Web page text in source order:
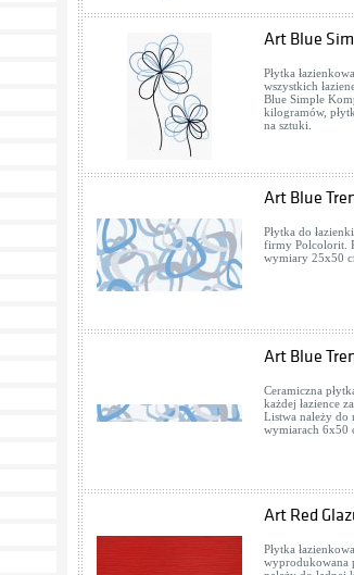
Art Blue
Płytka
wszystkich
Blue Simple
kilogramów,
na sztuki.
Art Blue
Płytka do
firmy Polcolorit.
wymiary 25x50
Art Blue
Ceramiczna
każdej łazience
Listwa należy do
wymiarach 6x50
Art Red
Płytka
wyprodukowana